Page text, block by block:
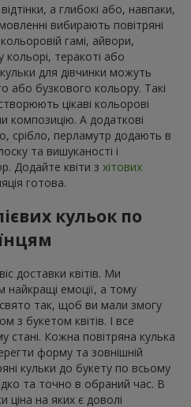
а глибокі або, навпаки,
вибирають повітряні
гамі, айвори,
теракоті або
для дівчинки можуть
або бузкового кольору. Такі
цікаві кольорові
композицію. А додаткові
срібло, перламутр додають в
та вишуканості і
Додайте квіти з хітових
готова.
кульок по
доставки квітів. Ми
найкращі емоції, а тому
так, щоб ви мали змогу
з букетом квітів. І все
стані. Кожна повітряна кулька
форму та зовнішній
кульки до букету по всьому
та точно в обраний час. В
ціна на яких є доволі